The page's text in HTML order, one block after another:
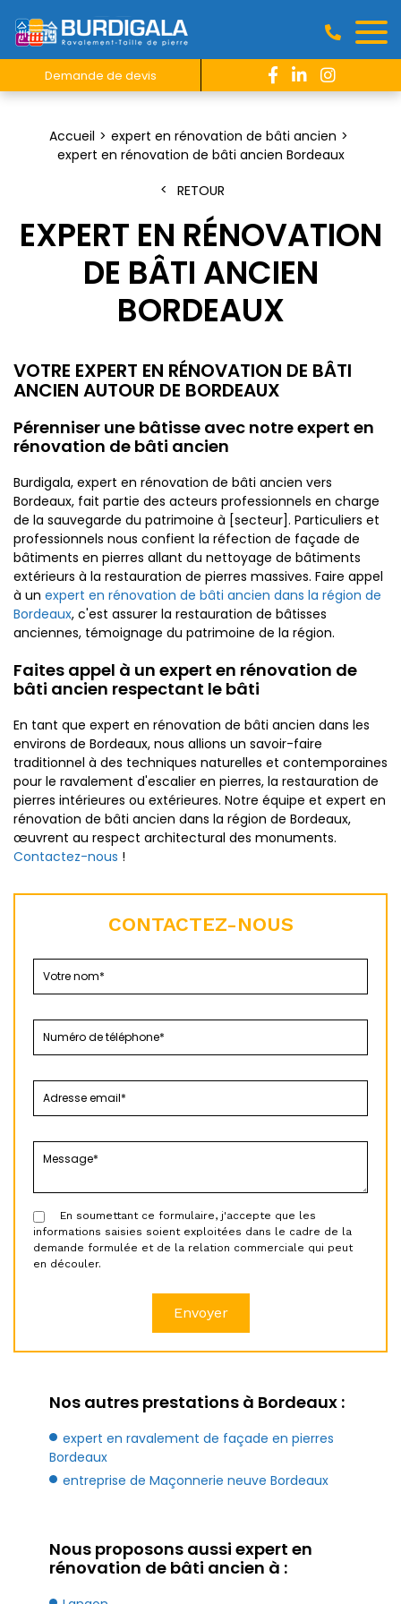
Demande de devis
Accueil
expert en rénovation de bâti ancien
expert en rénovation de bâti ancien Bordeaux
RETOUR
EXPERT EN RÉNOVATION
DE BÂTI ANCIEN
BORDEAUX
VOTRE EXPERT EN RÉNOVATION DE BÂTI
ANCIEN AUTOUR DE BORDEAUX
Pérenniser une bâtisse avec notre expert en
rénovation de bâti ancien
Burdigala, expert en rénovation de bâti ancien vers
Bordeaux, fait partie des acteurs professionnels en charge
de la sauvegarde du patrimoine à [secteur]. Particuliers et
professionnels nous confient la réfection de façade de
bâtiments en pierres allant du nettoyage de bâtiments
extérieurs à la restauration de pierres massives. Faire appel
à un expert en rénovation de bâti ancien dans la région de
Bordeaux, c'est assurer la restauration de bâtisses
anciennes, témoignage du patrimoine de la région.
Faites appel à un expert en rénovation de
bâti ancien respectant le bâti
En tant que expert en rénovation de bâti ancien dans les
environs de Bordeaux, nous allions un savoir-faire
traditionnel à des techniques naturelles et contemporaines
pour le ravalement d'escalier en pierres, la restauration de
pierres intérieures ou extérieures. Notre équipe et expert en
rénovation de bâti ancien dans la région de Bordeaux,
œuvrent au respect architectural des monuments.
Contactez-nous !
CONTACTEZ-NOUS
En soumettant ce formulaire, j'accepte que les
informations saisies soient exploitées dans le cadre de la
demande formulée et de la relation commerciale qui peut
en découler.
Nos autres prestations à Bordeaux :
expert en ravalement de façade en pierres
Bordeaux
entreprise de Maçonnerie neuve Bordeaux
Nous proposons aussi expert en
rénovation de bâti ancien à :